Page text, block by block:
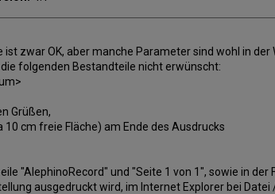
ist zwar OK, aber manche Parameter sind wohl in
folgenden Bestandteile nicht erwünscht:
Grüßen,
10 cm freie Fläche) am Ende des Ausdrucks
"AlephinoRecord" und "Seite 1 von 1", sowie in der
ausgedruckt wird, im Internet Explorer bei